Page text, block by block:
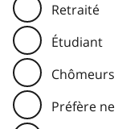
Retraité
Étudiant
Chômeurs
Préfère